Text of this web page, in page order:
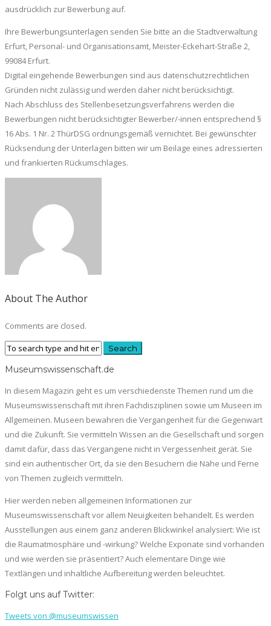
ausdrücklich zur Bewerbung auf.
Ihre Bewerbungsunterlagen senden Sie bitte an die Stadtverwaltung
Erfurt, Personal- und Organisationsamt, Meister-Eckehart-Straße 2,
99084 Erfurt.
Digital eingehende Bewerbungen sind aus datenschutzrechtlichen
Gründen nicht zulässig und werden daher nicht berücksichtigt.
Nach Abschluss des Stellenbesetzungsverfahrens werden die
Bewerbungen nicht berücksichtigter Bewerber/-innen entsprechend §
16 Abs. 1 Nr. 2 ThürDSG ordnungsgemäß vernichtet. Bei gewünschter
Rücksendung der Unterlagen bitten wir um Beilage eines adressierten
und frankierten Rückumschlages.
About The Author
Comments are closed.
Museumswissenschaft.de
In diesem Magazin geht es um verschiedenste Themen rund um die
Museumswissenschaft mit ihren Fachdisziplinen sowie um Museen im
Allgemeinen. Museen bewahren die Vergangenheit für die Gegenwart
und die Zukunft. Sie vermitteln Wissen an die Gesellschaft und sorgen
damit dafür, dass das Vergangene nicht in Vergessenheit gerät. Sie
sind ein authentischer Ort, da sie den Besuchern die Nähe und Ferne
von Themen zugleich vermitteln.
Hier werden neben allgemeinen Informationen zur
Museumswissenschaft vor allem Neuigkeiten behandelt. Es werden
Ausstellungen aus einem ganz anderen Blickwinkel analysiert: Wie ist
die Raumatmosphäre und -wirkung? Welche Exponate sind vorhanden
und wie werden sie präsentiert? Auch elementare Dinge wie
Textlängen und inhaltliche Aufbereitung werden beleuchtet.
Folgt uns auf Twitter:
Tweets von @museumswissen